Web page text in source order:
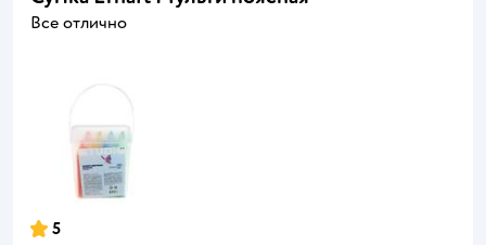
Все отлично
5